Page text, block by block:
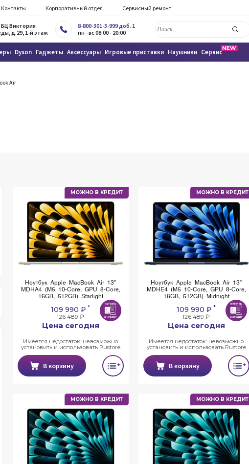
Контакты Корпоративный отдел Сервисный ремонт
БЦ Виктория
д.29, 1-й этаж
8-800-301-3-999 доб. 1
пн - вс 08:00 - 20:00
Dyson Гаджеты Аксессуары Игровые приставки Наушники Сервис
Air
МОЖНО В КРЕДИТ
Ноутбук Apple MacBook Air 13”
MDHA4 (M5 10-Core, GPU 8-Core,
16GB, 512GB) Starlight
109 990 ₽ *
126 489 ₽
Цена сегодня
Имеется недостаток: невозможно
установить и использовать Rustore
В корзину
МОЖНО В КРЕДИТ
Ноутбук Apple MacBook Air 13”
MDHE4 (M5 10-Core, GPU 8-Core,
16GB, 512GB) Midnight
109 990 ₽ *
126 489 ₽
Цена сегодня
Имеется недостаток: невозможно
установить и использовать Rustore
В корзину
МОЖНО В КРЕДИТ МОЖНО В КРЕДИТ